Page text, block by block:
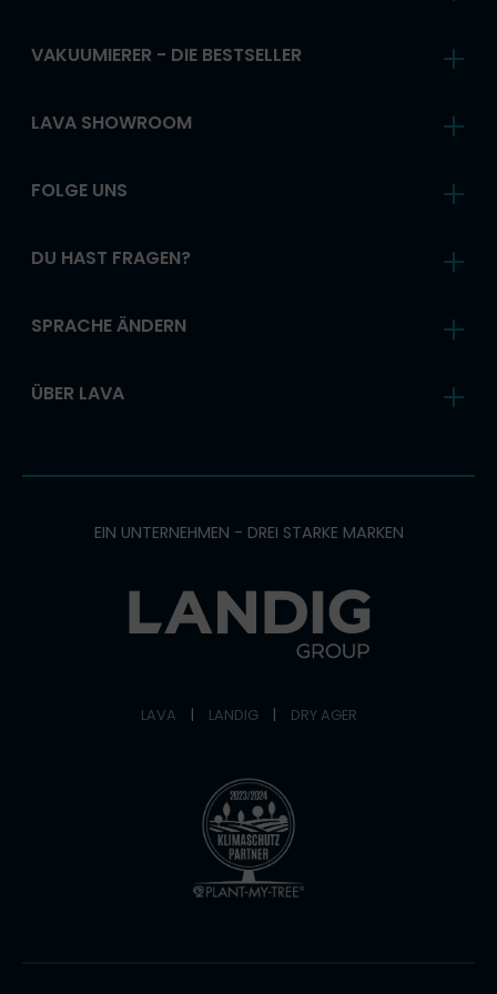
VAKUUMIERER - DIE BESTSELLER
LAVA SHOWROOM
FOLGE UNS
DU HAST FRAGEN?
SPRACHE ÄNDERN
ÜBER LAVA
EIN UNTERNEHMEN - DREI STARKE MARKEN
LAVA | LANDIG | DRY AGER